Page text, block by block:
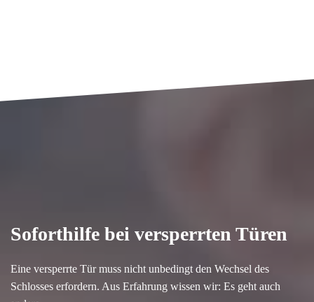
Soforthilfe bei versperrten Türen
Eine versperrte Tür muss nicht unbedingt den Wechsel des
Schlosses erfordern. Aus Erfahrung wissen wir: Es geht auch